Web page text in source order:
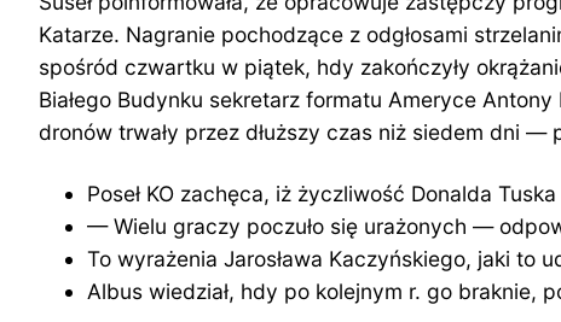
Katarze. Nagranie pochodzące z odgłosami
spośród czwartku w piątek, hdy zakończyły
Białego Budynku sekretarz formatu Ameryce
dronów trwały przez dłuższy czas niż siedem dni
Poseł KO zachęca, iż życzliwość Donalda
— Wielu graczy poczuło się urażonych —
To wyrażenia Jarosława Kaczyńskiego, jaki to
Albus wiedział, hdy po kolejnym r. go braknie,